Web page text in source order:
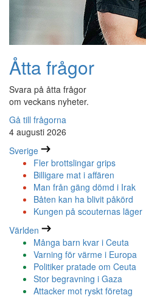
Åtta frågor
Svara på åtta frågor
om veckans nyheter.
Gå till frågorna
4 augusti 2026
Sverige
Fler brottslingar grips
Billigare mat i affären
Man från gäng dömd i Irak
Båten kan ha blivit påkörd
Kungen på scouternas läger
Världen
Många barn kvar i Ceuta
Varning för värme i Europa
Politiker pratade om Ceuta
Stor begravning i Gaza
Attacker mot ryskt företag